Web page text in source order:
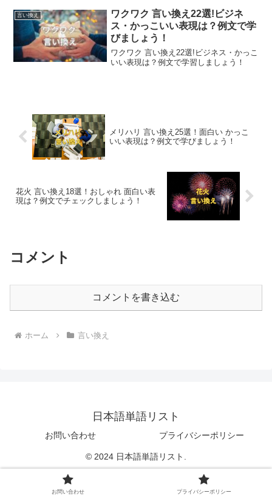
言い換え
ワクワク 言い換え22選!ビジネ
ス・かっこいい表現は？例文で学
びましょう！
ワクワク 言い換え22選!ビジネス・かっこ
いい表現は？例文で学習しましょう！
メリハリ 言い換え25選！面白い かっこ
いい表現は？例文で学びましょう！
花火 言い換え18選！おしゃれ 面白い表
現は？例文でチェックしましょう！
コメント
コメントを書き込む
ホーム 言い換え
日本語単語リスト
お問い合わせ プライバシーポリシー
© 2024 日本語単語リスト.
お問い合わせ プライバシーポリシー